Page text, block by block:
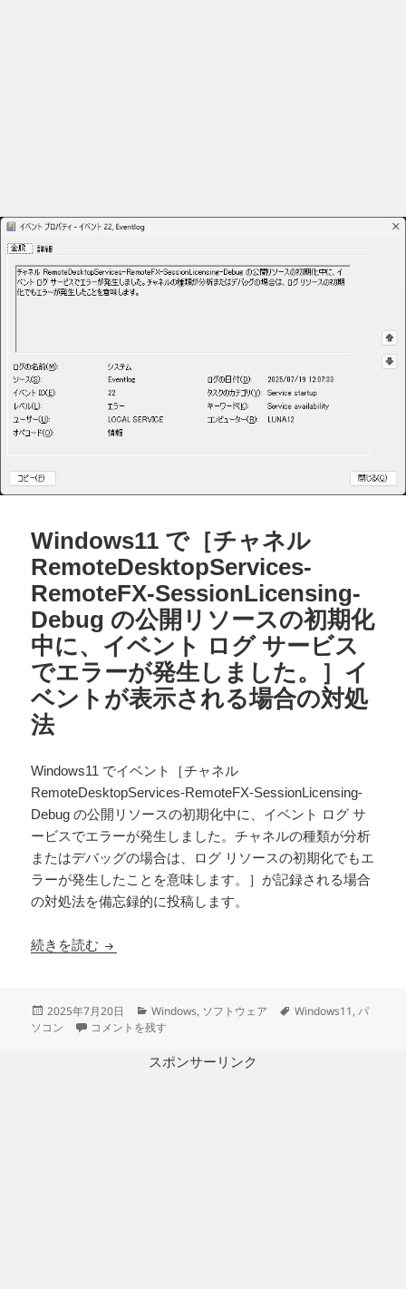
Windows11 で［チャネル
RemoteDesktopServices-
RemoteFX-SessionLicensing-
Debug の公開リソースの初期化
中に、イベント ログ サービス
でエラーが発生しました。］イ
ベントが表示される場合の対処
法
Windows11 でイベント［チャネル
RemoteDesktopServices-RemoteFX-SessionLicensing-
Debug の公開リソースの初期化中に、イベント ログ サ
ービスでエラーが発生しました。チャネルの種類が分析
またはデバッグの場合は、ログ リソースの初期化でもエ
ラーが発生したことを意味します。］が記録される場合
の対処法を備忘録的に投稿します。
続きを読む Windows11 で［チャネル
投
稿
2025年7月20日
カ
テ
リ
Windows, ソフトウェア
タ
Windows11,パ
ソコン
Windows11 で［チャネル RemoteDesktopServices-
コメントを残す
スポンサーリンク